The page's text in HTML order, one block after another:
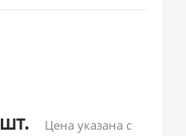
шт.
Цена указана с